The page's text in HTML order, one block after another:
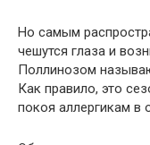
Но самым
чешутся глаза и
Поллинозом
Как правило, это
покоя аллергикам в